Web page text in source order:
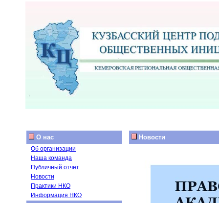
О нас
Об организации
Наша команда
Публичный отчет
Новости
Практики НКО
Информация НКО
Новости